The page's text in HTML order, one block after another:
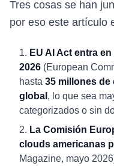
Tres cosas se han
por eso este artículo
EU AI Act entra
2026 (European
hasta 35 millones de
global , lo que sea
categorizados o sin
La Comisión
clouds americanas
Magazine, mayo